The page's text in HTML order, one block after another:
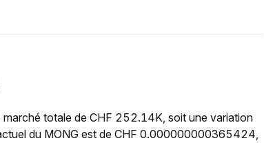
totale de CHF 252.14K, soit une variation
du MONG est de CHF 0.000000000365424,